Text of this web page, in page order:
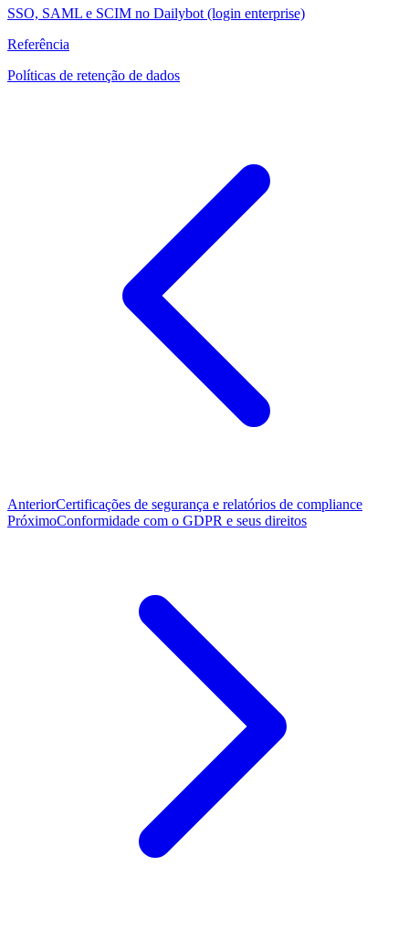
SSO, SAML e SCIM no Dailybot (login enterprise)
Referência
Políticas de retenção de dados
AnteriorCertificações de segurança e relatórios de compliance
PróximoConformidade com o GDPR e seus direitos